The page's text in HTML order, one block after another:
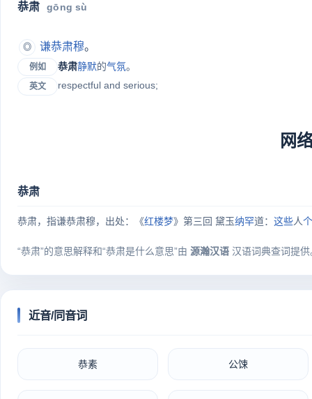
恭肃 gōng sù
◎ 谦恭肃穆。
例如 恭肃静默的气氛。
英文 respectful and serious;
网
恭肃
恭肃，指谦恭肃穆，出处：《红楼梦》第三回 黛玉纳罕道： 这些人
“恭肃”的意思解释和“恭肃是什么意思”由 源瀚汉语 汉语词典查词提供
近音/同音词
恭素 公𫗧